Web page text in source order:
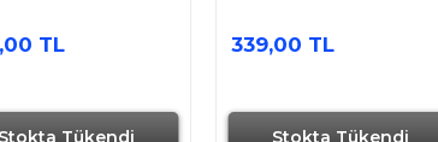
Stokta Tükendi
TL
Stokta Tükendi
339,00 TL